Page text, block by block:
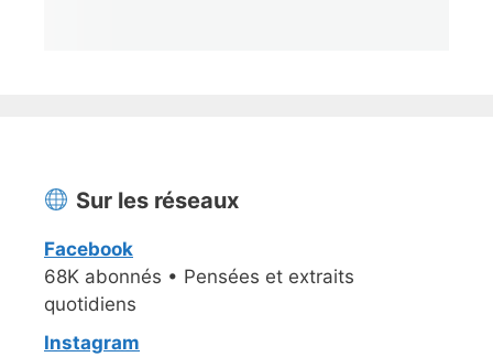
Sur les réseaux
Facebook
68K abonnés • Pensées et extraits
quotidiens
Instagram